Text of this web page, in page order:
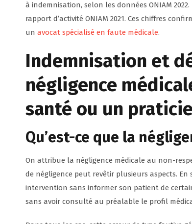
à indemnisation, selon les données ONIAM
rapport d’activité ONIAM 2021. Ces chiffres
un avocat spécialisé en faute médicale.
Indemnisation et
négligence
santé ou un
Qu’est-ce que la
On attribue la négligence médicale au non-
de négligence peut revêtir plusieurs aspects.
intervention sans informer son patient de
sans avoir consulté au préalable le profil